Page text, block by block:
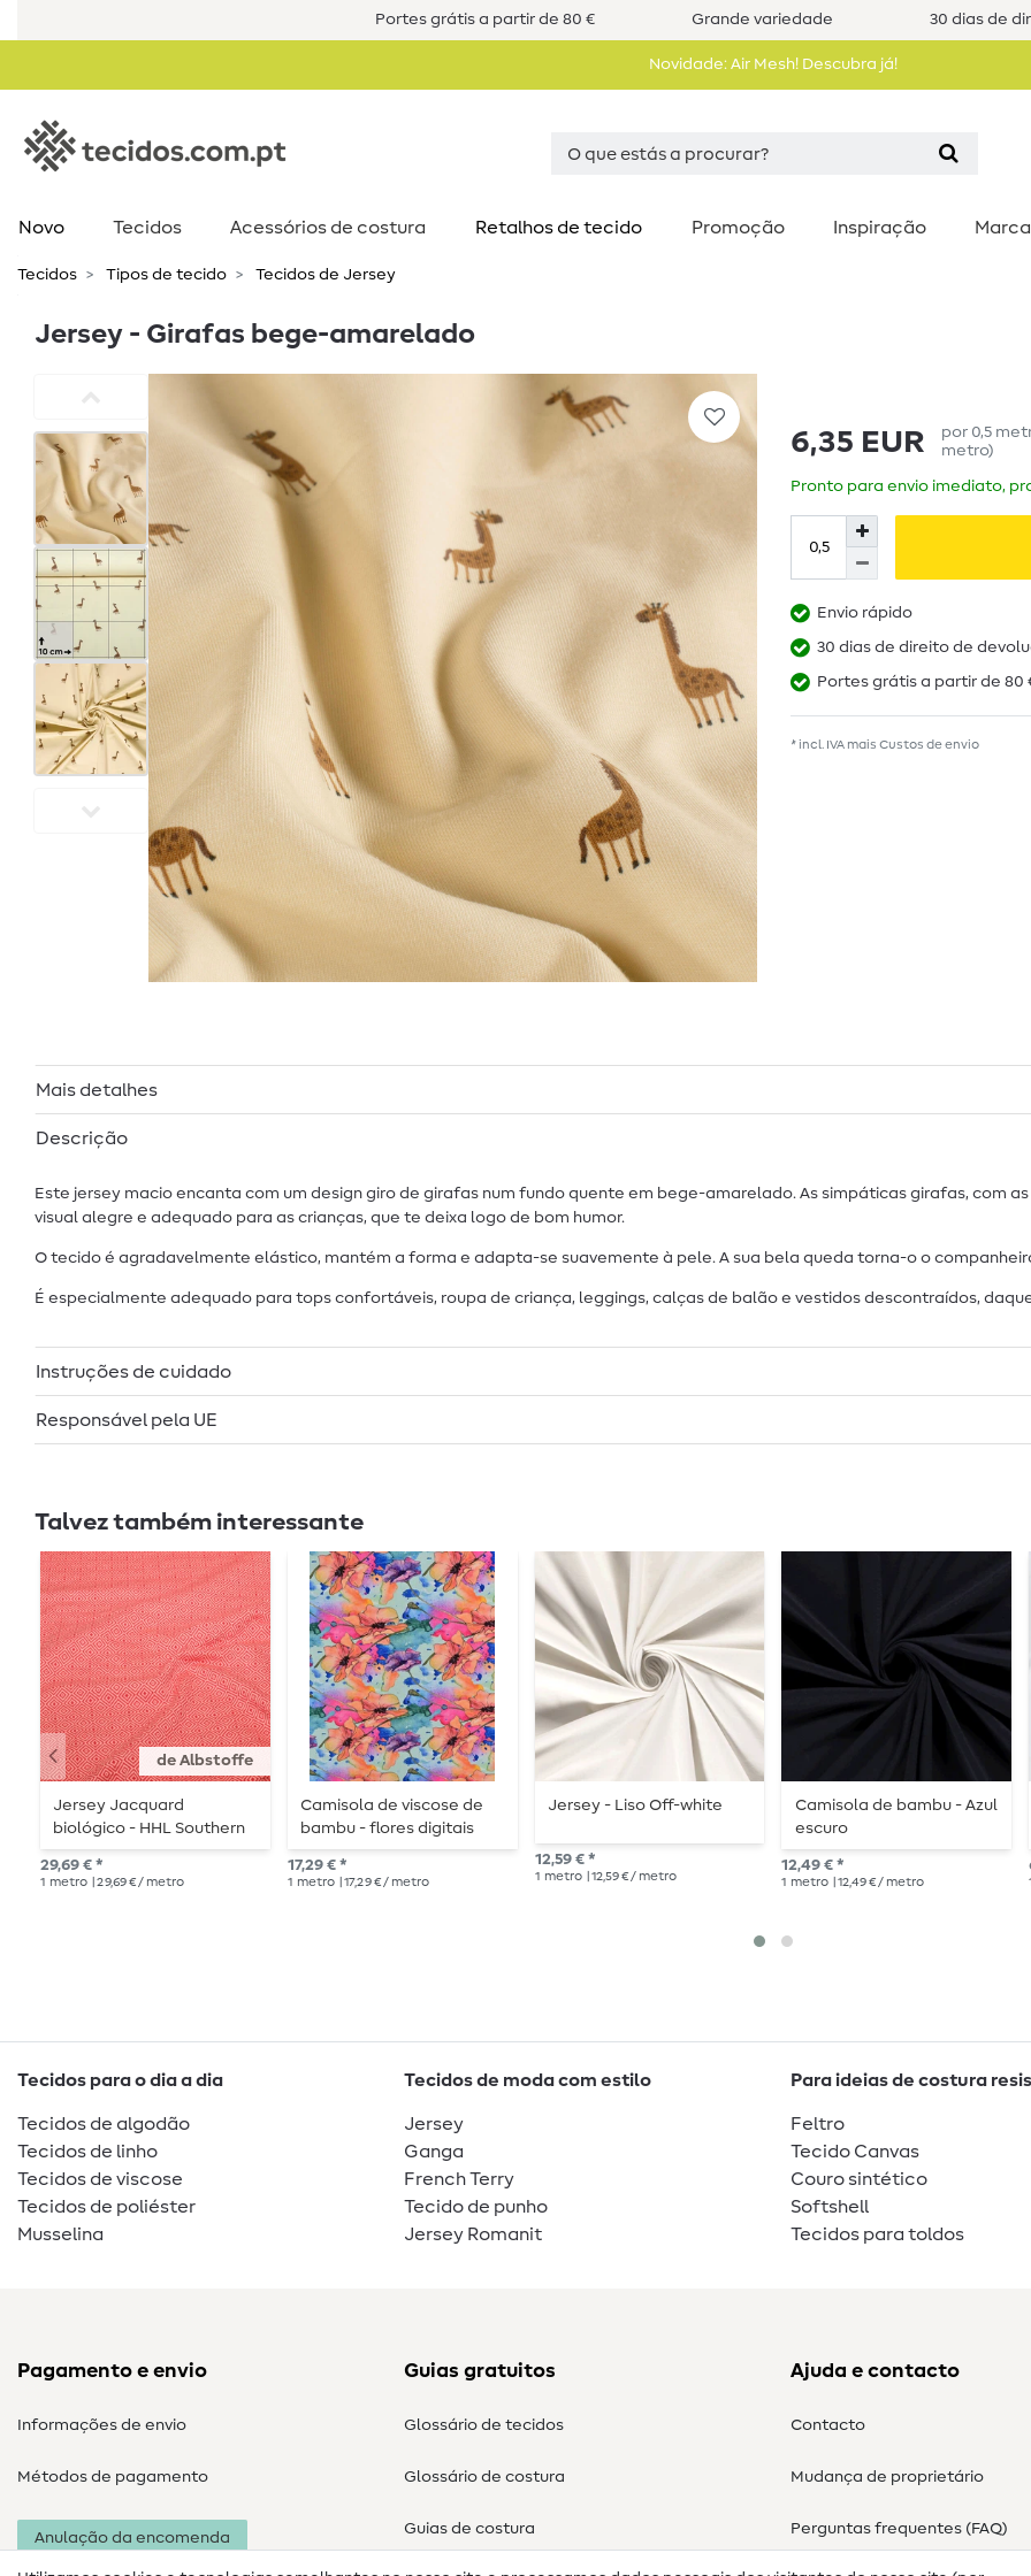
Portes grátis a partir de 80 € Grande variedade 30 dias de
Novidade: Air Mesh! Descubra já!
Novo Tecidos Acessórios de costura​ Retalhos de tecido Promoção Inspiração
Tecidos Tipos de tecido Tecidos de Jersey
Jersey - Girafas bege-amarelado
6,35 EUR por 0,5
metro)
Pronto para envio imediato,
Envio rápido
30 dias de direito de
Portes grátis a partir de 80
* incl. IVA mais Custos de envio
Mais detalhes
Descrição
Este jersey macio encanta com um design giro de girafas num fundo quente em bege-amarelado. As simpáticas girafas, com
visual alegre e adequado para as crianças, que te deixa logo de bom humor.
O tecido é agradavelmente elástico, mantém a forma e adapta-se suavemente à pele. A sua bela queda torna-o o
É especialmente adequado para tops confortáveis, roupa de criança, leggings, calças de balão e vestidos descontraídos,
Instruções de cuidado
Responsável pela UE
Talvez também interessante
de Albstoffe
Jersey Jacquard
biológico - HHL Southern
Ease Mosaic Knit 3D
Vermelho
29,69 € *
1 metro | 29,69 € / metro
Camisola de viscose de
bambu - flores digitais
aguarela menta
17,29 € *
1 metro | 17,29 € / metro
Jersey - Liso Off-white
12,59 € *
1 metro | 12,59 € / metro
Camisola de bambu - Azul
escuro
12,49 € *
1 metro | 12,49 € / metro
Tecidos para o dia a dia
Tecidos de algodão
Tecidos de linho
Tecidos de viscose
Tecidos de poliéster
Musselina
Tecidos de moda com estilo
Jersey
Ganga
French Terry
Tecido de punho
Jersey Romanit
Para ideias de costura
Feltro
Tecido Canvas
Couro sintético
Softshell
Tecidos para toldos
Pagamento e envio
Informações de envio
Métodos de pagamento
Anulação da encomenda
Guias gratuitos
Glossário de tecidos
Glossário de costura
Guias de costura
Ajuda e contacto
Contacto
Mudança de proprietário
Perguntas frequentes (FAQ)